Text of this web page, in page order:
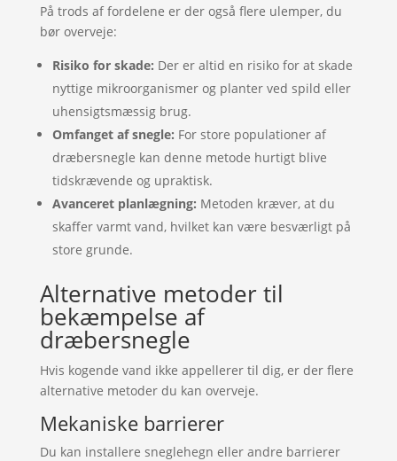
På trods af fordelene er der også flere ulemper, du
bør overveje:
Risiko for skade: Der er altid en risiko for at skade
nyttige mikroorganismer og planter ved spild eller
uhensigtsmæssig brug.
Omfanget af snegle: For store populationer af
dræbersnegle kan denne metode hurtigt blive
tidskrævende og upraktisk.
Avanceret planlægning: Metoden kræver, at du
skaffer varmt vand, hvilket kan være besværligt på
store grunde.
Alternative metoder til
bekæmpelse af
dræbersnegle
Hvis kogende vand ikke appellerer til dig, er der flere
alternative metoder du kan overveje.
Mekaniske barrierer
Du kan installere sneglehegn eller andre barrierer